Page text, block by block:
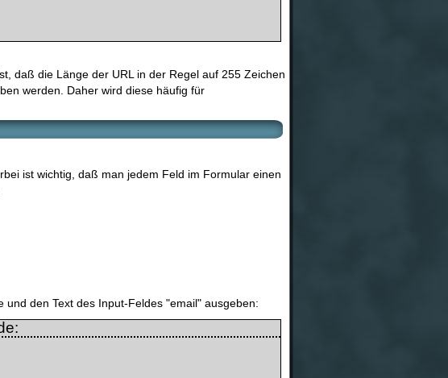
daß die Länge der URL in der Regel auf 255 Zeichen
werden. Daher wird diese häufig für
ist wichtig, daß man jedem Feld im Formular einen
den Text des Input-Feldes "email" ausgeben: